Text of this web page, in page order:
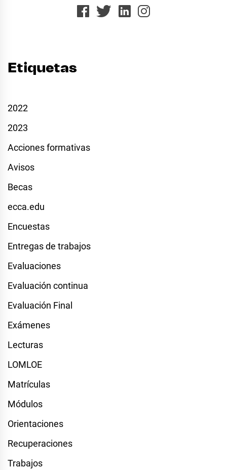
Etiquetas
2022
2023
Acciones formativas
Avisos
Becas
ecca.edu
Encuestas
Entregas de trabajos
Evaluaciones
Evaluación continua
Evaluación Final
Exámenes
Lecturas
LOMLOE
Matrículas
Módulos
Orientaciones
Recuperaciones
Trabajos